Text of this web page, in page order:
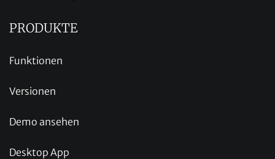
PRODUKTE
Funktionen
Versionen
Demo ansehen
Desktop App